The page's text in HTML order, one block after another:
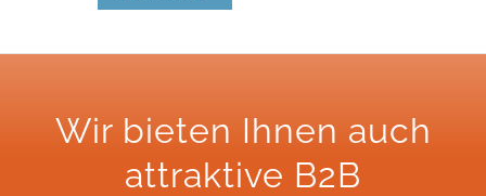
Wir bieten Ihnen auch
attraktive B2B